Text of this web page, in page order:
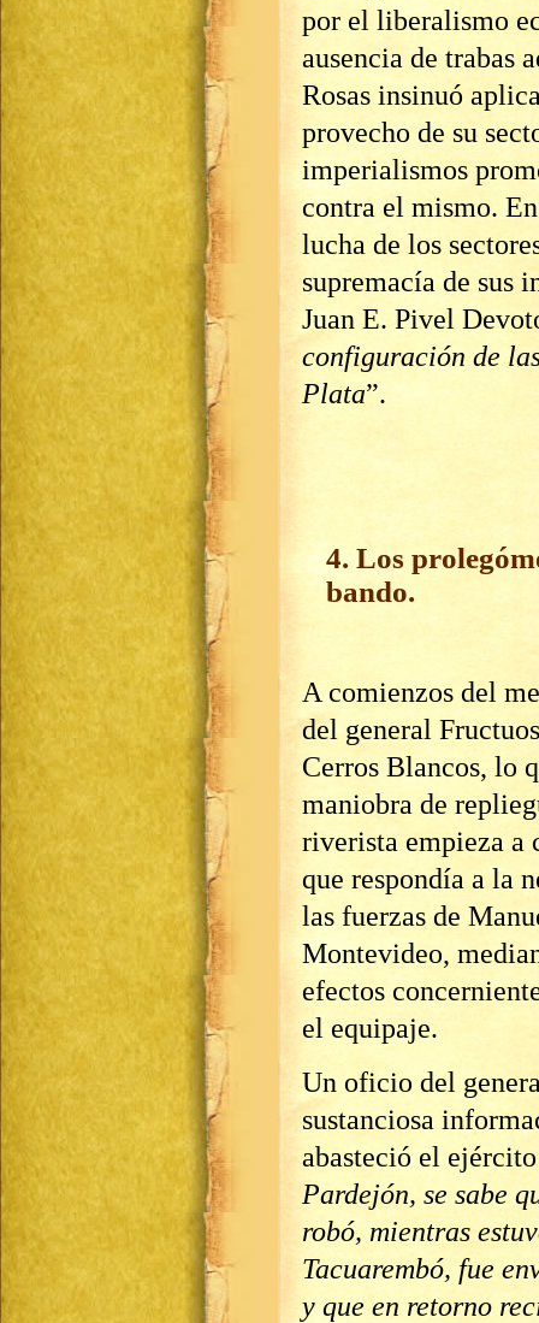
por el liberalismo
ausencia de trabas
Rosas insinuó
provecho de su
imperialismos
contra el mismo.
lucha de los
supremacía de sus
Juan E. Pivel
configuración de
Plata”.
4. Los
bando.
A comienzos del
del general
Cerros Blancos, lo
maniobra de
riverista empieza a
que respondía a la
las fuerzas de
Montevideo,
efectos
el equipaje.
Un oficio del
sustanciosa
abasteció el
Pardejón, se sabe
robó, mientras
Tacuarembó, fue
y que en retorno